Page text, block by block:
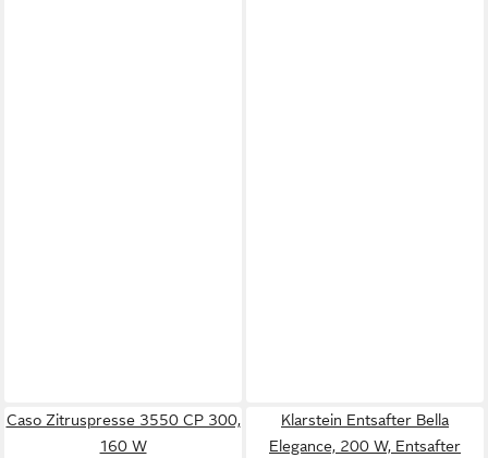
Caso Zitruspresse 3550 CP 300,
160 W
Klarstein Entsafter Bella
Elegance, 200 W, Entsafter